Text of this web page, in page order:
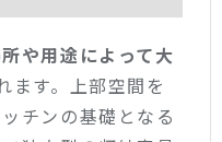
や用途によって大
ます。上部空間を
チンの基礎となる